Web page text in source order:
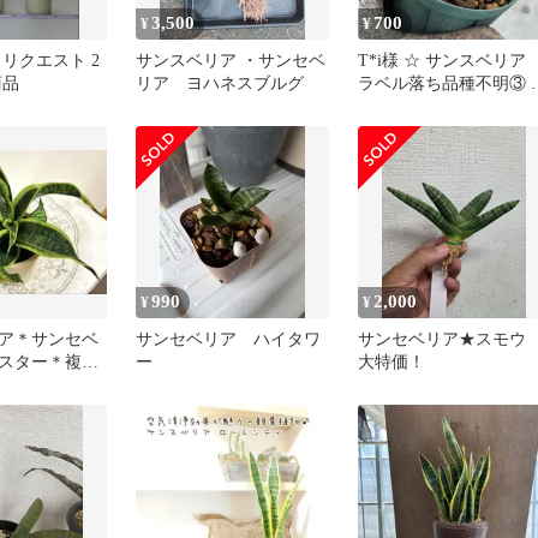
クエスト 2
¥3,500
サンスベリア ・サンセベ
リア ヨハネスブルグ
¥700
T*i様 ☆ サンスベリ
ラベル落ち品種不明③
＊サンセベ
ター＊複数
¥990
サンセベリア ハイタワ
ー
¥2,000
サンセベリア★スモ
大特価！